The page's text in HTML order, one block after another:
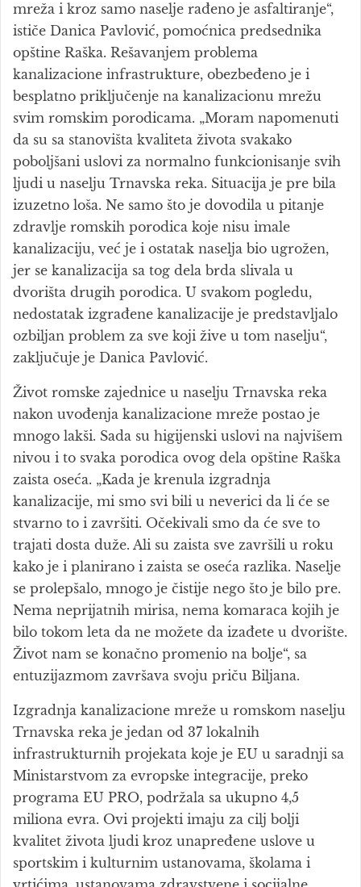
mreža i kroz samo naselje rađeno je asfaltiranje“,
ističe Danica Pavlović, pomoćnica predsednika
opštine Raška. Rešavanjem problema
kanalizacione infrastrukture, obezbeđeno je i
besplatno priključenje na kanalizacionu mrežu
svim romskim porodicama. „Moram napomenuti
da su sa stanovišta kvaliteta života svakako
poboljšani uslovi za normalno funkcionisanje svih
ljudi u naselju Trnavska reka. Situacija je pre bila
izuzetno loša. Ne samo što je dovodila u pitanje
zdravlje romskih porodica koje nisu imale
kanalizaciju, već je i ostatak naselja bio ugrožen,
jer se kanalizacija sa tog dela brda slivala u
dvorišta drugih porodica. U svakom pogledu,
nedostatak izgrađene kanalizacije je predstavljalo
ozbiljan problem za sve koji žive u tom naselju“,
zaključuje je Danica Pavlović.
Život romske zajednice u naselju Trnavska reka
nakon uvođenja kanalizacione mreže postao je
mnogo lakši. Sada su higijenski uslovi na najvišem
nivou i to svaka porodica ovog dela opštine Raška
zaista oseća. „Kada je krenula izgradnja
kanalizacije, mi smo svi bili u neverici da li će se
stvarno to i završiti. Očekivali smo da će sve to
trajati dosta duže. Ali su zaista sve završili u roku
kako je i planirano i zaista se oseća razlika. Naselje
se prolepšalo, mnogo je čistije nego što je bilo pre.
Nema neprijatnih mirisa, nema komaraca kojih je
bilo tokom leta da ne možete da izađete u dvorište.
Život nam se konačno promenio na bolje“, sa
entuzijazmom završava svoju priču Biljana.
Izgradnja kanalizacione mreže u romskom naselju
Trnavska reka je jedan od 37 lokalnih
infrastrukturnih projekata koje je EU u saradnji sa
Ministarstvom za evropske integracije, preko
programa EU PRO, podržala sa ukupno 4,5
miliona evra. Ovi projekti imaju za cilj bolji
kvalitet života ljudi kroz unapređene uslove u
sportskim i kulturnim ustanovama, školama i